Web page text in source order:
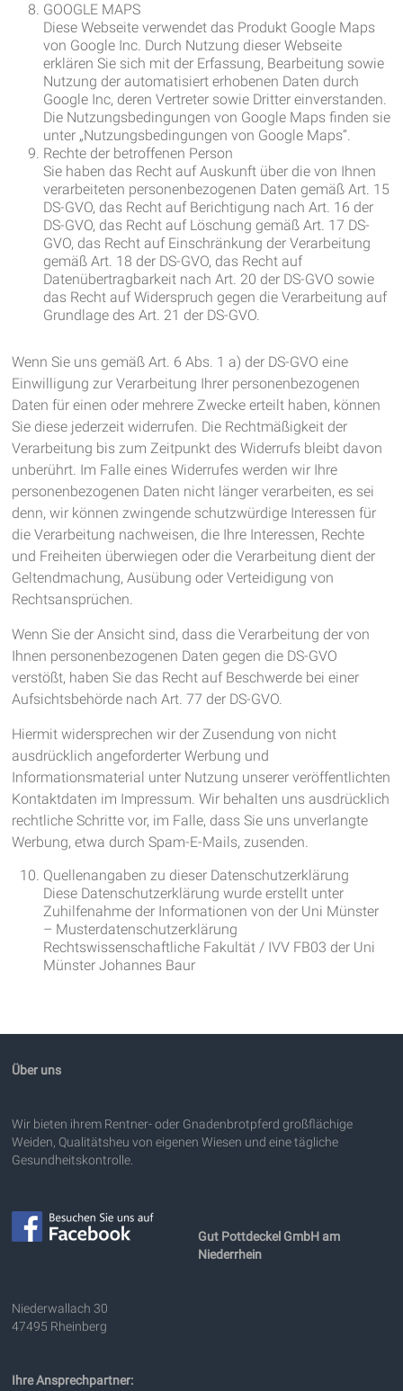
GOOGLE MAPS
Diese Webseite verwendet das Produkt Google Maps
von Google Inc. Durch Nutzung dieser Webseite
erklären Sie sich mit der Erfassung, Bearbeitung sowie
Nutzung der automatisiert erhobenen Daten durch
Google Inc, deren Vertreter sowie Dritter einverstanden.
Die Nutzungsbedingungen von Google Maps finden sie
unter „Nutzungsbedingungen von Google Maps“.
Rechte der betroffenen Person
Sie haben das Recht auf Auskunft über die von Ihnen
verarbeiteten personenbezogenen Daten gemäß Art. 15
DS-GVO, das Recht auf Berichtigung nach Art. 16 der
DS-GVO, das Recht auf Löschung gemäß Art. 17 DS-
GVO, das Recht auf Einschränkung der Verarbeitung
gemäß Art. 18 der DS-GVO, das Recht auf
Datenübertragbarkeit nach Art. 20 der DS-GVO sowie
das Recht auf Widerspruch gegen die Verarbeitung auf
Grundlage des Art. 21 der DS-GVO.
Wenn Sie uns gemäß Art. 6 Abs. 1 a) der DS-GVO eine
Einwilligung zur Verarbeitung Ihrer personenbezogenen
Daten für einen oder mehrere Zwecke erteilt haben, können
Sie diese jederzeit widerrufen. Die Rechtmäßigkeit der
Verarbeitung bis zum Zeitpunkt des Widerrufs bleibt davon
unberührt. Im Falle eines Widerrufes werden wir Ihre
personenbezogenen Daten nicht länger verarbeiten, es sei
denn, wir können zwingende schutzwürdige Interessen für
die Verarbeitung nachweisen, die Ihre Interessen, Rechte
und Freiheiten überwiegen oder die Verarbeitung dient der
Geltendmachung, Ausübung oder Verteidigung von
Rechtsansprüchen.
Wenn Sie der Ansicht sind, dass die Verarbeitung der von
Ihnen personenbezogenen Daten gegen die DS-GVO
verstößt, haben Sie das Recht auf Beschwerde bei einer
Aufsichtsbehörde nach Art. 77 der DS-GVO.
Hiermit widersprechen wir der Zusendung von nicht
ausdrücklich angeforderter Werbung und
Informationsmaterial unter Nutzung unserer veröffentlichten
Kontaktdaten im Impressum. Wir behalten uns ausdrücklich
rechtliche Schritte vor, im Falle, dass Sie uns unverlangte
Werbung, etwa durch Spam-E-Mails, zusenden.
Quellenangaben zu dieser Datenschutzerklärung
Diese Datenschutzerklärung wurde erstellt unter
Zuhilfenahme der Informationen von der Uni Münster
– Musterdatenschutzerklärung
Rechtswissenschaftliche Fakultät / IVV FB03 der Uni
Münster Johannes Baur
Über uns
Wir bieten ihrem Rentner- oder Gnadenbrotpferd großflächige
Weiden, Qualitätsheu von eigenen Wiesen und eine tägliche
Gesundheitskontrolle.
Gut Pottdeckel GmbH am
Niederrhein
Niederwallach 30
47495 Rheinberg
Ihre Ansprechpartner: